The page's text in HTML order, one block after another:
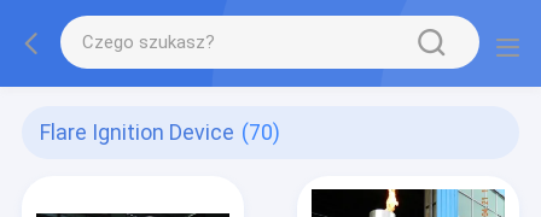
Flare Ignition Device (70)